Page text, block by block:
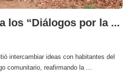
los “Diálogos por la ...
intercambiar ideas con habitantes del
comunitario, reafirmando la ...